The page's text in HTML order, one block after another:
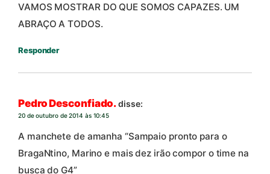
VAMOS MOSTRAR DO QUE SOMOS CAPAZES. UM
ABRAÇO A TODOS.
Responder
Pedro Desconfiado.disse:
20 de outubro de 2014 às 10:45
A manchete de amanha “Sampaio pronto para o
BragaNtino, Marino e mais dez irão compor o time na
busca do G4”